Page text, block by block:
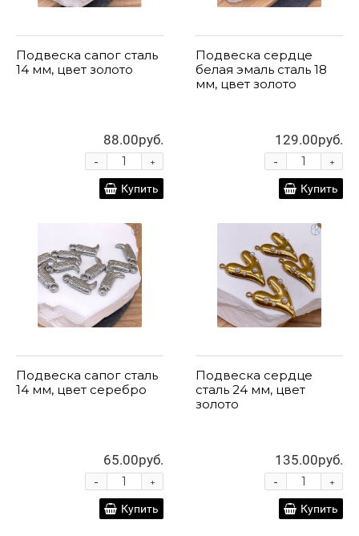
Подвеска сапог сталь
14 мм, цвет золото
88.00руб.
+
-
Купить
Подвеска сердце
белая эмаль сталь 18
мм, цвет золото
129.00руб.
+
-
Купить
Подвеска сапог сталь
14 мм, цвет серебро
65.00руб.
+
-
Купить
Подвеска сердце
сталь 24 мм, цвет
золото
135.00руб.
+
-
Купить